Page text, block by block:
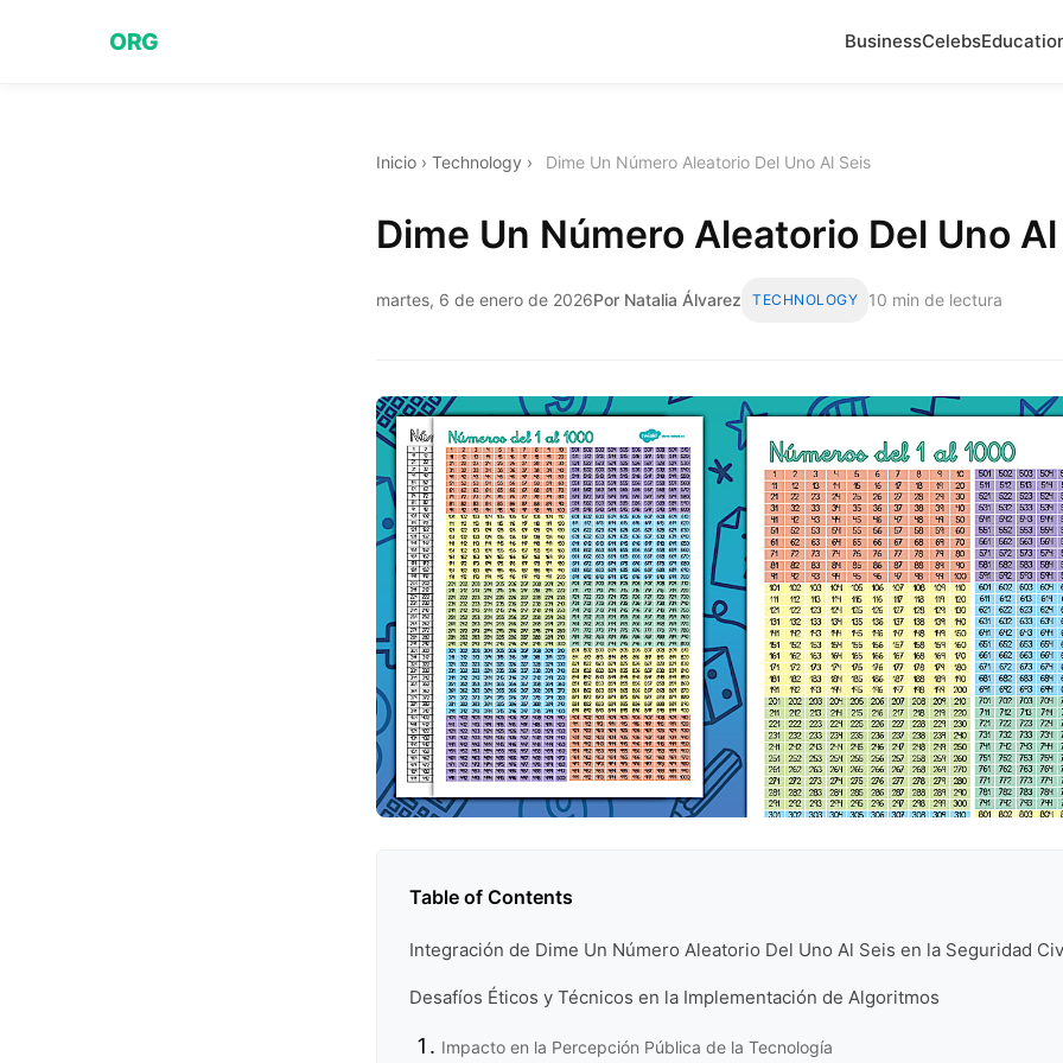
ORG BusinessCelebs
Inicio › Technology › Dime Un Número Aleatorio Del Uno Al Seis
Dime Un Número Aleatorio Del Uno
martes, 6 de enero de 2026Por Natalia Álvarez TECHNOLOGY 10 min de lectura
Table of Contents
Integración de Dime Un Número Aleatorio Del Uno Al Seis en la Seguridad
Desafíos Éticos y Técnicos en la Implementación de Algoritmos
Impacto en la Percepción Pública de la Tecnología